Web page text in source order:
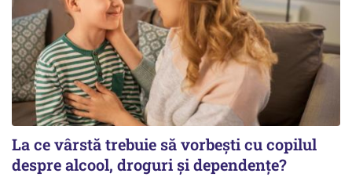
La ce vârstă trebuie să vorbești cu copilul
despre alcool, droguri și dependențe?